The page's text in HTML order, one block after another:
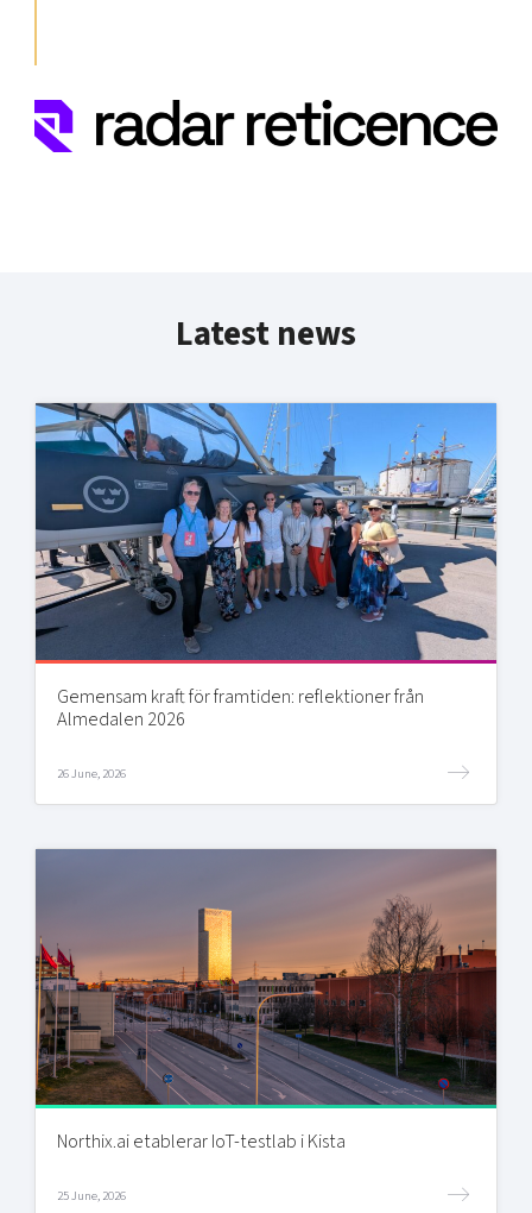
Latest news
Gemensam kraft för framtiden: reflektioner från
Almedalen 2026
26 June, 2026
Northix.ai etablerar IoT-testlab i Kista
25 June, 2026